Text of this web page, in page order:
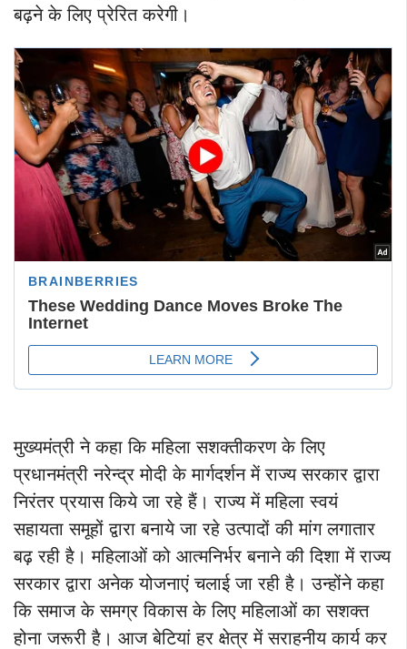
बढ़ने के लिए प्रेरित करेगी।
मुख्यमंत्री ने कहा कि महिला सशक्तीकरण के लिए
प्रधानमंत्री नरेन्द्र मोदी के मार्गदर्शन में राज्य सरकार द्वारा
निरंतर प्रयास किये जा रहे हैं। राज्य में महिला स्वयं
सहायता समूहों द्वारा बनाये जा रहे उत्पादों की मांग लगातार
बढ़ रही है। महिलाओं को आत्मनिर्भर बनाने की दिशा में राज्य
सरकार द्वारा अनेक योजनाएं चलाई जा रही है। उन्होंने कहा
कि समाज के समग्र विकास के लिए महिलाओं का सशक्त
होना जरूरी है। आज बेटियां हर क्षेत्र में सराहनीय कार्य कर